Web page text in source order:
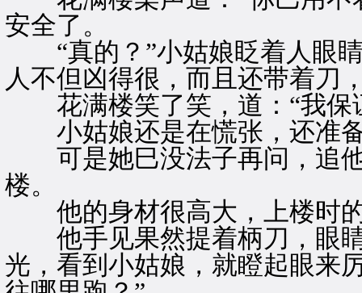
安全了。
“真的？”小姑娘眨着人眼睛
人不但凶得很，而且还带着刀
花满楼笑了笑，道：“我保
小姑娘还是在慌张，还准备
可是她巳没法子再问，追他
楼。
他的身材很高大，上楼时
他手见果然提着柄刀，眼睛
光，看到小姑娘，就瞪起眼来